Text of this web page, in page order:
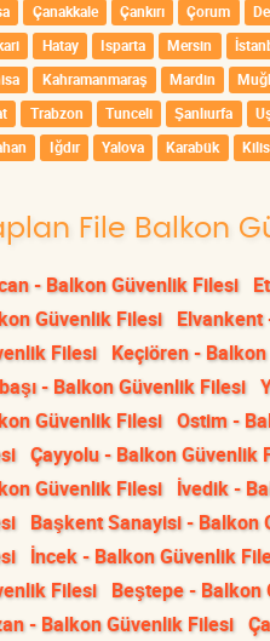
Çanakkale Çankırı Çorum
Hatay Isparta Mersin
Kahramanmaraş Mardin
Trabzon Tunceli Şanlıurfa
Iğdır Yalova Karabük Kilis
File Balkon
- Balkon Güvenlik Filesi
Güvenlik Filesi Elvankent
Filesi Keçiören -
- Balkon Güvenlik Filesi
Güvenlik Filesi Ostim -
Çayyolu - Balkon Güvenlik
Güvenlik Filesi İvedik -
Başkent Sanayisi - Balkon
İncek - Balkon Güvenlik
Filesi Beştepe - Balkon
- Balkon Güvenlik Filesi